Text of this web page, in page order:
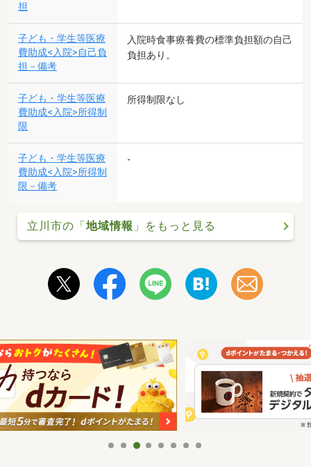
担
子ども・学生等医療
費助成<入院>自己負
担－備考
入院時食事療養費の標準負担額の自己
負担あり。
子ども・学生等医療
費助成<入院>所得制
限
所得制限なし
子ども・学生等医療
費助成<入院>所得制
限－備考
-
立川市の「地域情報 」をもっと見る